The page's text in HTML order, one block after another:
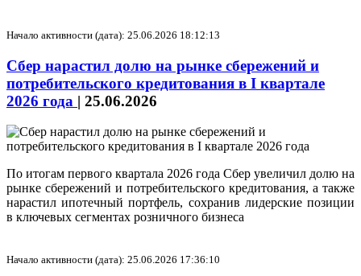
Начало активности (дата): 25.06.2026 18:12:13
Сбер нарастил долю на рынке сбережений и
потребительского кредитования в I квартале
2026 года | 25.06.2026
По итогам первого квартала 2026 года Сбер увеличил долю на
рынке сбережений и потребительского кредитования, а также
нарастил ипотечный портфель, сохранив лидерские позиции
в ключевых сегментах розничного бизнеса
Начало активности (дата): 25.06.2026 17:36:10